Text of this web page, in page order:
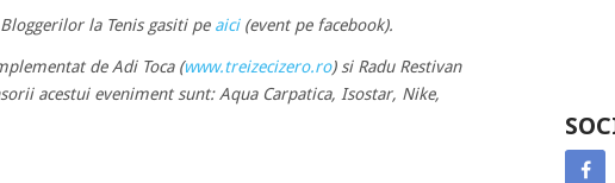
la Tenis gasiti pe aici(event pe facebook).
de Adi Toca (www.treizecizero.ro) si Radu Restivan
acestui eveniment sunt: Aqua Carpatica, Isostar, Nike,